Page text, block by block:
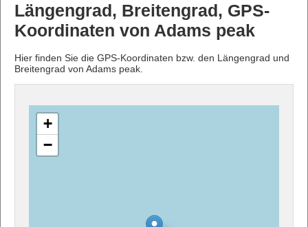
Längengrad, Breitengrad, GPS-
Koordinaten von Adams peak
Hier finden Sie die GPS-Koordinaten bzw. den Längengrad und
Breitengrad von Adams peak.
+
−